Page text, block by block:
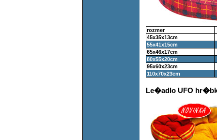
rozmer
45x35x13cm
55x41x15cm
65x46x17cm
80x55x20cm
95x60x23cm
110x70x23cm
Le�adlo UFO